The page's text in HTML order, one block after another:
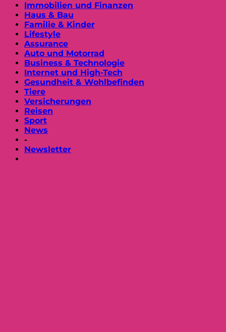
Immobilien und Finanzen
Haus & Bau
Familie & Kinder
Lifestyle
Assurance
Auto und Motorrad
Business & Technologie
Internet und High-Tech
Gesundheit & Wohlbefinden
Tiere
Versicherungen
Reisen
Sport
News
-
Newsletter